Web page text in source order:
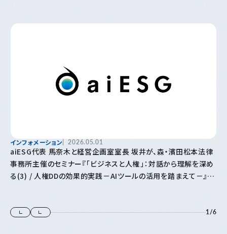
インフォメーション 2026.05.01
aiESG代表 馬奈木と経営企画室室長 坂井が、森・濱田松本法律
事務所主催のセミナー『「⁠ビジネスと人権⁠」⁠：対話から理解を深め
る(3) / 人権DDの効果的実践－AIツールの活用を踏まえて－』に
1/6